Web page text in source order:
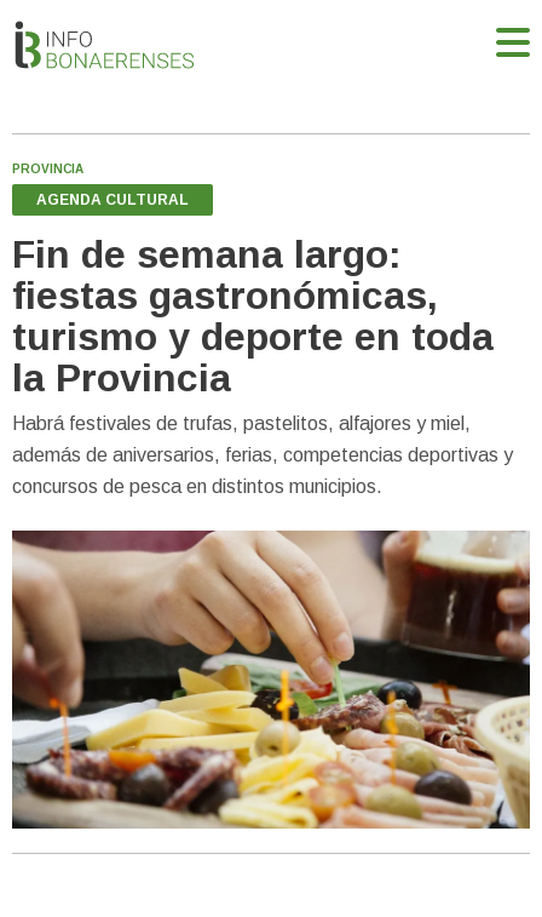
PROVINCIA
AGENDA CULTURAL
Fin de semana largo:
fiestas gastronómicas,
turismo y deporte en toda
la Provincia
Habrá festivales de trufas, pastelitos, alfajores y miel,
además de aniversarios, ferias, competencias deportivas y
concursos de pesca en distintos municipios.